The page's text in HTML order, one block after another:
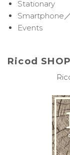
Stationary
Smartphone
Events
Ricod SHOP